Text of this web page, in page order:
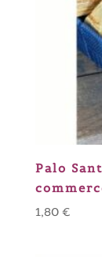
Palo
1,80 €